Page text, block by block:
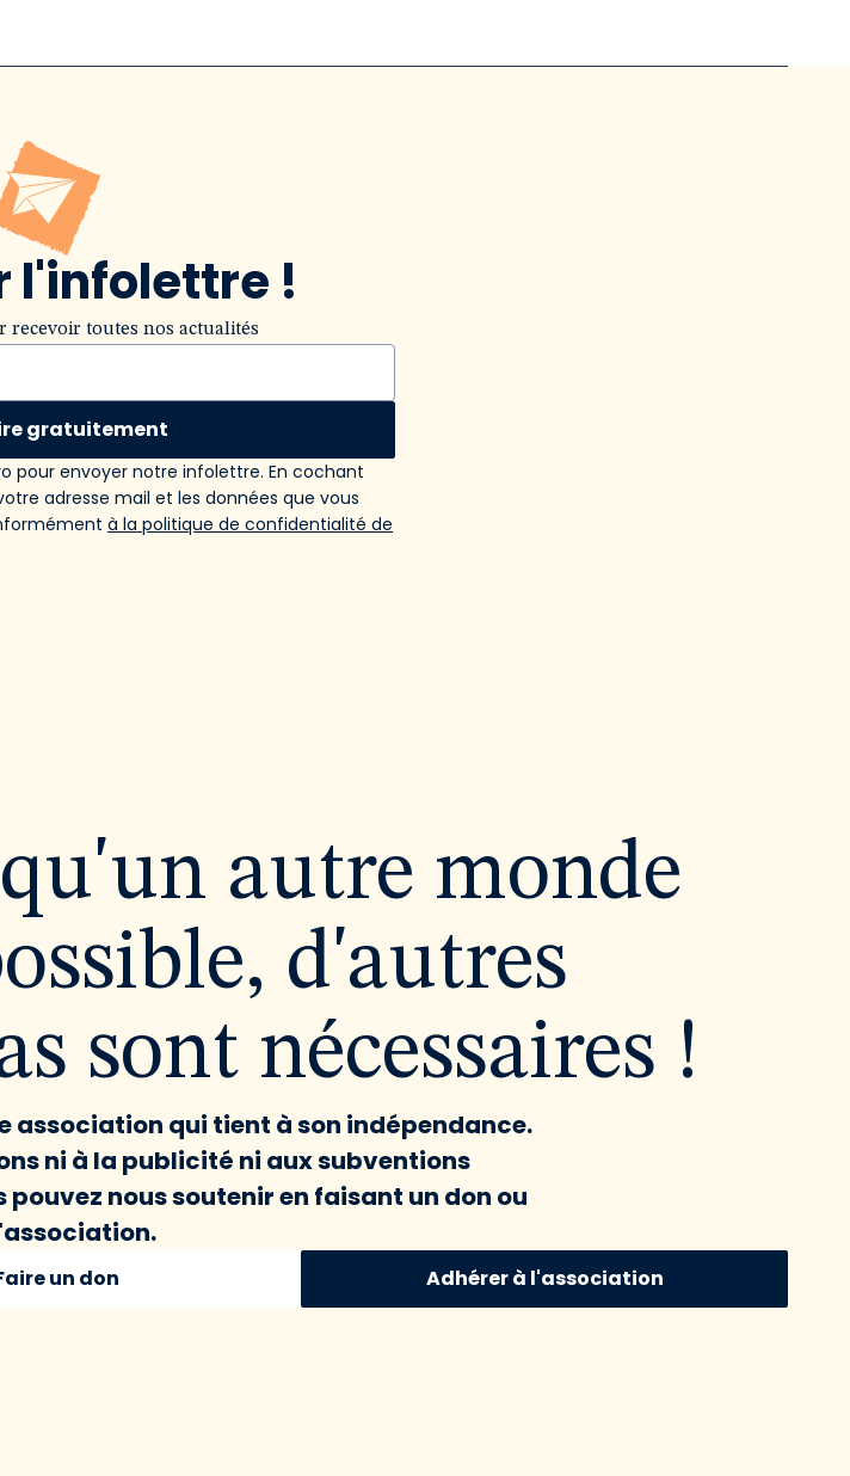
l'infolettre !
recevoir toutes nos actualités
gratuitement
pour envoyer notre infolettre. En cochant
adresse mail et les données que vous
à la politique de confidentialité de
autre monde
d'autres
sont nécessaires !
association qui tient à son indépendance.
ni à la publicité ni aux subventions
pouvez nous soutenir en faisant un don ou
un don Adhérer à l'association